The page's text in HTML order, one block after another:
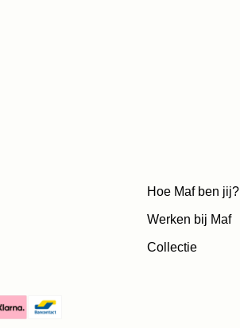
Hoe Maf ben jij?
Werken bij Maf
Collectie